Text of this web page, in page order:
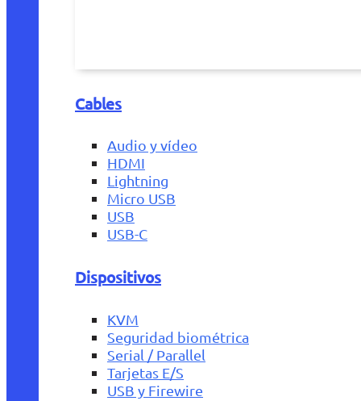
Cables
Audio y vídeo
HDMI
Lightning
Micro USB
USB
USB-C
Dispositivos
KVM
Seguridad biométrica
Serial / Parallel
Tarjetas E/S
USB y Firewire